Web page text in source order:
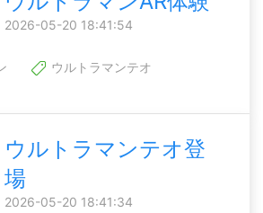
2026-05-20 18:41:54
ウルトラマンテオ
ウルトラマンテオ登
場
2026-05-20 18:41:34